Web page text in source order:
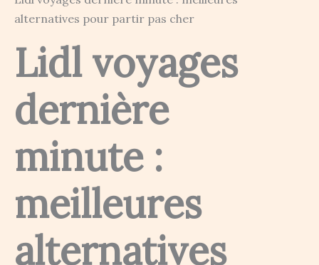
alternatives pour partir pas cher
Lidl voyages
dernière
minute :
meilleures
alternatives